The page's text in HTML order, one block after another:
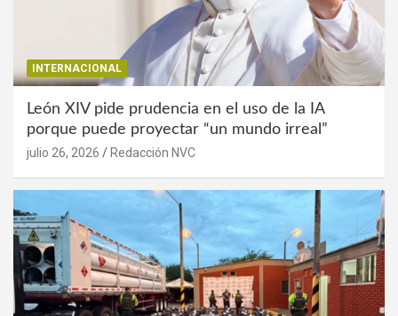
INTERNACIONAL
León XIV pide prudencia en el uso de la IA
porque puede proyectar “un mundo irreal”
julio 26, 2026 Redacción NVC